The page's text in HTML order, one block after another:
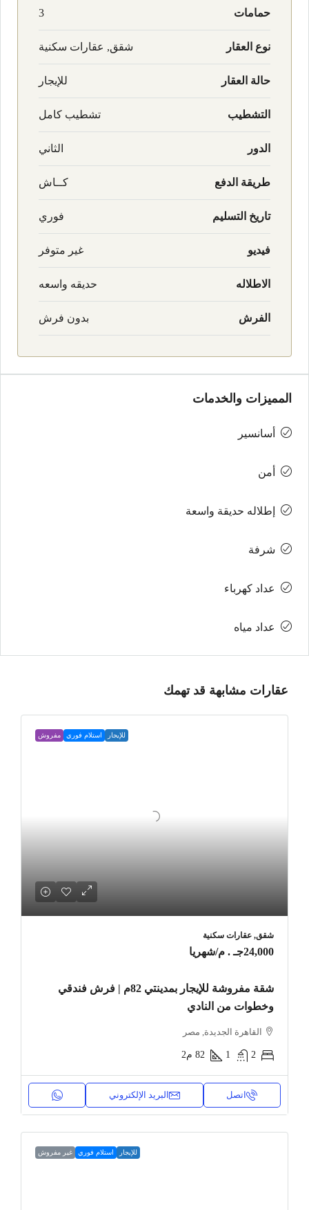
حمامات 3
نوع العقار شقق, عقارات سكنية
حالة العقار للإيجار
التشطيب تشطيب كامل
الدور الثاني
طريقة الدفع كــاش
تاريخ التسليم فوري
فيديو غير متوفر
الاطلاله حديقه واسعه
الفرش بدون فرش
المميزات والخدمات
أسانسير
أمن
إطلاله حديقة واسعة
شرفة
عداد كهرباء
عداد مياه
عقارات مشابهة قد تهمك
للإيجار استلام فوري مفروش
شقق, عقارات سكنية
24,000جـ . م /شهريا
شقة مفروشة للإيجار بمدينتي 82م | فرش فندقي
وخطوات من النادي
القاهرة الجديدة, مصر
2
1
82 م2
اتصل البريد الإلكتروني
للإيجار استلام فوري غير مفروش